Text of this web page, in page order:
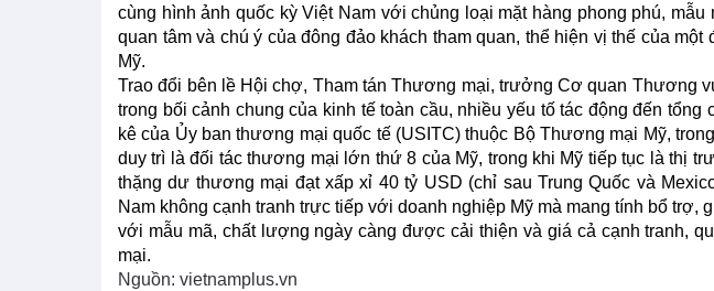
cùng hình ảnh quốc kỳ Việt Nam với chủng loại mặt hàng phong phú,
quan tâm và chú ý của đông đảo khách tham quan, thể hiện vị thế của
Mỹ.
Trao đổi bên lề Hội chợ, Tham tán Thương mại, trưởng Cơ quan Thương
trong bối cảnh chung của kinh tế toàn cầu, nhiều yếu tố tác động đến
kê của Ủy ban thương mại quốc tế (USITC) thuộc Bộ Thương mại Mỹ,
duy trì là đối tác thương mại lớn thứ 8 của Mỹ, trong khi Mỹ tiếp tục là thị
thặng dư thương mại đạt xấp xỉ 40 tỷ USD (chỉ sau Trung Quốc và
Nam không cạnh tranh trực tiếp với doanh nghiệp Mỹ mà mang tính bổ trợ,
với mẫu mã, chất lượng ngày càng được cải thiện và giá cả cạnh tranh,
mại.
Nguồn: vietnamplus.vn